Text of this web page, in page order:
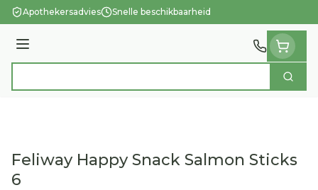
Ga naar de inhoud
Apothekersadvies Snelle beschikbaarheid
Menu
Zoek
Feliway Happy Snack Salmon Sticks
6